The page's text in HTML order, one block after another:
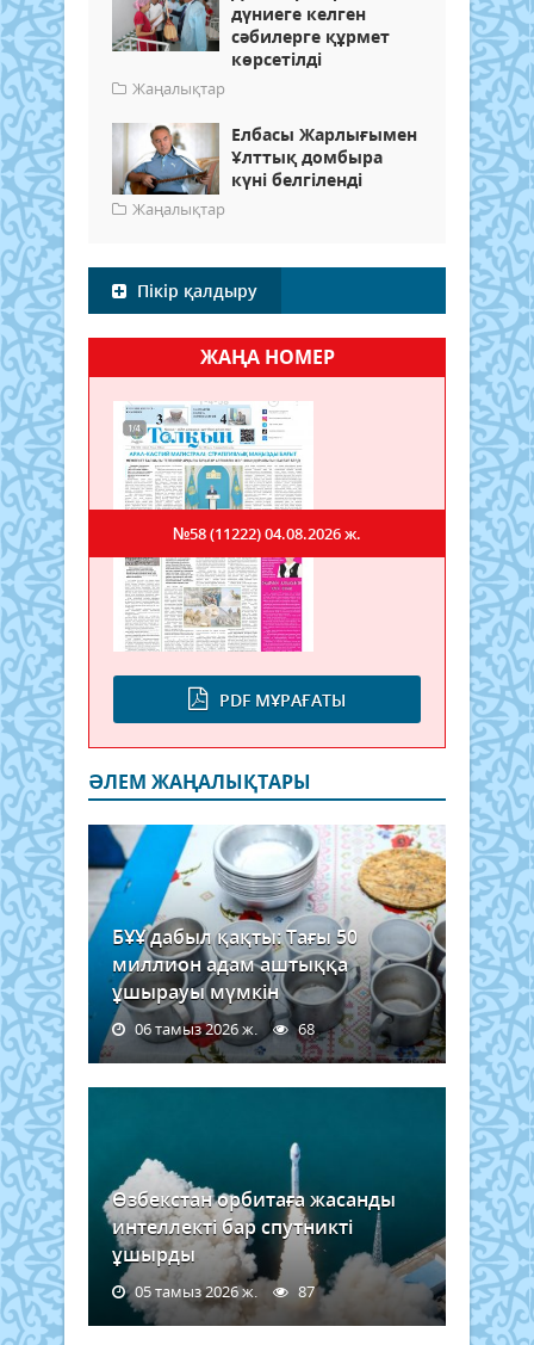
дүниеге келген
сәбилерге құрмет
көрсетілді
Жаңалықтар
Елбасы Жарлығымен
Ұлттық домбыра
күні белгіленді
Жаңалықтар
Пікір қалдыру
ЖАҢА НОМЕР
PDF МҰРАҒАТЫ
№58 (11222)04.08.2026 ж.
ӘЛЕМ ЖАҢАЛЫҚТАРЫ
БҰҰ дабыл қақты: Тағы 50
миллион адам аштыққа
ұшырауы мүмкін
06 тамыз 2026 ж. 68
Өзбекстан орбитаға жасанды
интеллекті бар спутникті
ұшырды
05 тамыз 2026 ж. 87